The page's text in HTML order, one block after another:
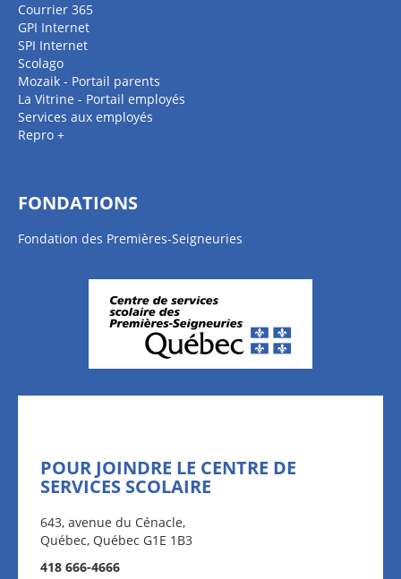
Courrier 365
GPI Internet
SPI Internet
Scolago
Mozaik - Portail parents
La Vitrine - Portail employés
Services aux employés
Repro +
FONDATIONS
Fondation des Premières-Seigneuries
POUR JOINDRE LE CENTRE DE
SERVICES SCOLAIRE
643, avenue du Cénacle,
Québec, Québec G1E 1B3
418 666-4666